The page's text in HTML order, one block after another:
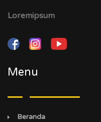
Loremipsum
Menu
Beranda